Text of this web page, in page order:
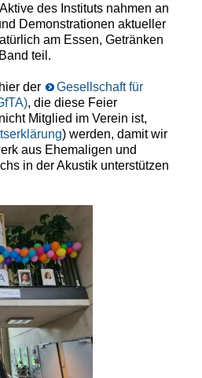
des Instituts nahmen an
Demonstrationen aktueller
am Essen, Getränken
teil.
der
Gesellschaft für
, die diese Feier
Mitglied im Verein ist,
) werden, damit wir
aus Ehemaligen und
in der Akustik unterstützen